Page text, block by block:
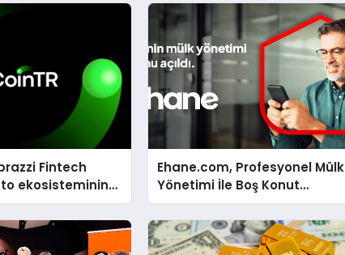
Fintech
ekosisteminin
ağırlayacak
Ehane.com, Profesyonel Mülk
Yönetimi İle Boş Konut
Stokunu Eritecek